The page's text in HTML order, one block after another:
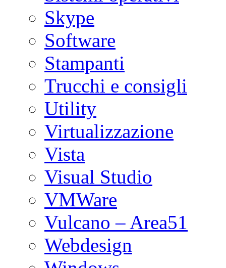
Skype
Software
Stampanti
Trucchi e consigli
Utility
Virtualizzazione
Vista
Visual Studio
VMWare
Vulcano – Area51
Webdesign